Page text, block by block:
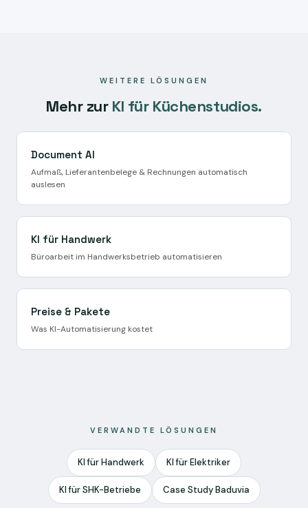
gezielt: Welche Daten verlassen Deutschland? Wer gibt
WEITERE LÖSUNGEN
Mehr zur KI für Küchenstudios.
Document AI
Aufmaß, Lieferantenbelege & Rechnungen automatisch
auslesen
KI für Handwerk
Büroarbeit im Handwerksbetrieb automatisieren
Preise & Pakete
Was KI-Automatisierung kostet
VERWANDTE LÖSUNGEN
KI für Handwerk KI für Elektriker
KI für SHK-Betriebe Case Study Baduvia